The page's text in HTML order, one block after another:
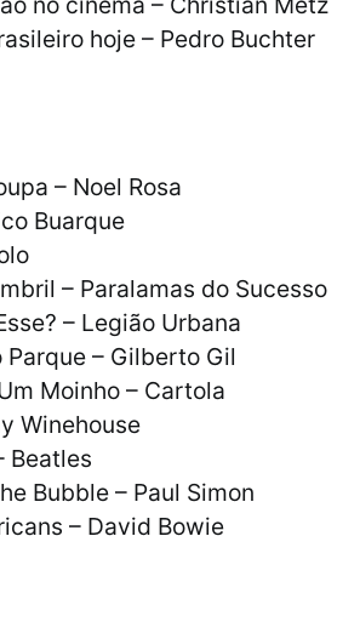
hoje – Pedro Buchter
– Noel Rosa
Buarque
– Paralamas do Sucesso
– Legião Urbana
Parque – Gilberto Gil
Moinho – Cartola
Winehouse
Beatles
Bubble – Paul Simon
– David Bowie